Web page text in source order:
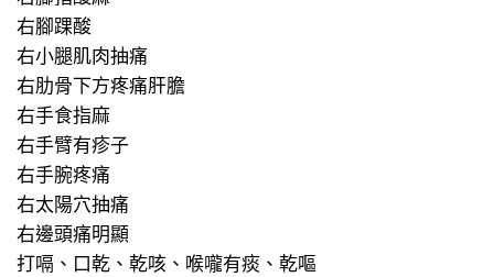
右腳踝酸
右小腿肌肉抽痛
右肋骨下方疼痛肝膽
右手食指麻
右手臂有疹子
右手腕疼痛
右太陽穴抽痛
右邊頭痛明顯
打嗝、口乾、乾咳、喉嚨有痰、乾嘔